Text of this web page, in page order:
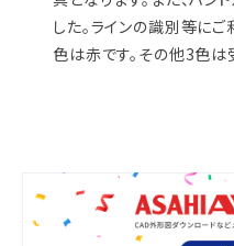
した。ラインの識別等に
色は赤です。その他3色は